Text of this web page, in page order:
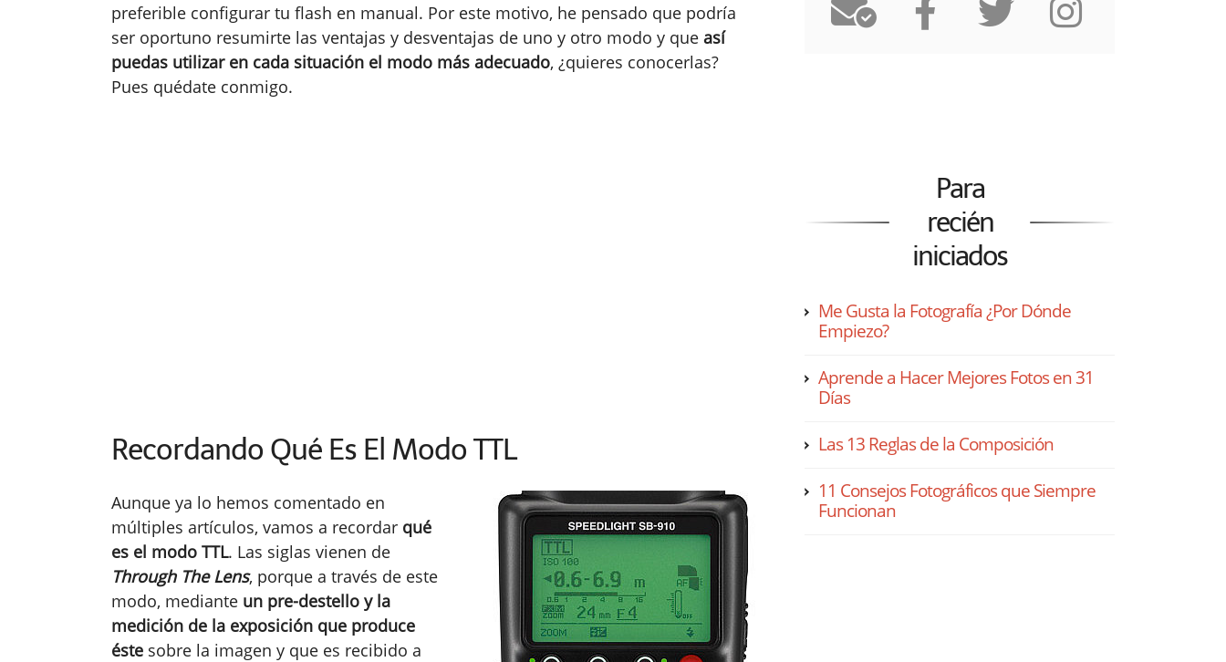
preferible configurar tu flash en manual. Por este motivo, he pensado que podría
ser oportuno resumirte las ventajas y desventajas de uno y otro modo y que así
puedas utilizar en cada situación el modo más adecuado, ¿quieres conocerlas?
Pues quédate conmigo.
Recordando Qué Es El Modo TTL
Aunque ya lo hemos comentado en
múltiples artículos, vamos a recordar qué
es el modo TTL. Las siglas vienen de
Through The Lens, porque a través de este
modo, mediante un pre-destello y la
medición de la exposición que produce
éste sobre la imagen y que es recibido a
Para
recién
iniciados
Me Gusta la Fotografía ¿Por Dónde
Empiezo?
Aprende a Hacer Mejores Fotos en 31
Días
Las 13 Reglas de la Composición
11 Consejos Fotográficos que Siempre
Funcionan